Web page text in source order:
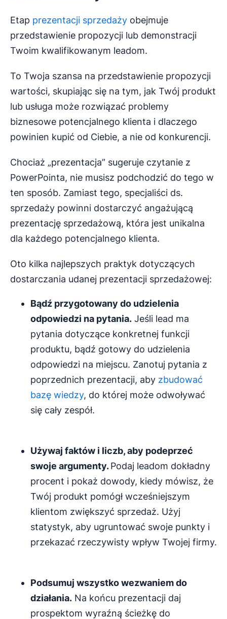
Etap prezentacji sprzedaży obejmuje
przedstawienie propozycji lub demonstracji
Twoim kwalifikowanym leadom.
To Twoja szansa na przedstawienie propozycji
wartości, skupiając się na tym, jak Twój produkt
lub usługa może rozwiązać problemy
biznesowe potencjalnego klienta i dlaczego
powinien kupić od Ciebie, a nie od konkurencji.
Chociaż „prezentacja” sugeruje czytanie z
PowerPointa, nie musisz podchodzić do tego w
ten sposób. Zamiast tego, specjaliści ds.
sprzedaży powinni dostarczyć angażującą
prezentację sprzedażową, która jest unikalna
dla każdego potencjalnego klienta.
Oto kilka najlepszych praktyk dotyczących
dostarczania udanej prezentacji sprzedażowej:
Bądź przygotowany do udzielenia
odpowiedzi na pytania. Jeśli lead ma
pytania dotyczące konkretnej funkcji
produktu, bądź gotowy do udzielenia
odpowiedzi na miejscu. Zanotuj pytania z
poprzednich prezentacji, aby zbudować
bazę wiedzy, do której może odwoływać
się cały zespół.
Używaj faktów i liczb, aby podeprzeć
swoje argumenty.Podaj leadom dokładny
procent i pokaż dowody, kiedy mówisz, że
Twój produkt pomógł wcześniejszym
klientom zwiększyć sprzedaż. Użyj
statystyk, aby ugruntować swoje punkty i
przekazać rzeczywisty wpływ Twojej firmy.
Podsumuj wszystko wezwaniem do
działania. Na końcu prezentacji daj
prospektom wyraźną ścieżkę do